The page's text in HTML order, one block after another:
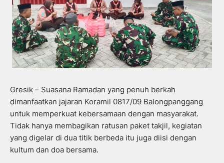
Gresik – Suasana Ramadan yang penuh berkah
dimanfaatkan jajaran Koramil 0817/09 Balongpanggang
untuk memperkuat kebersamaan dengan masyarakat.
Tidak hanya membagikan ratusan paket takjil, kegiatan
yang digelar di dua titik berbeda itu juga diisi dengan
kultum dan doa bersama.